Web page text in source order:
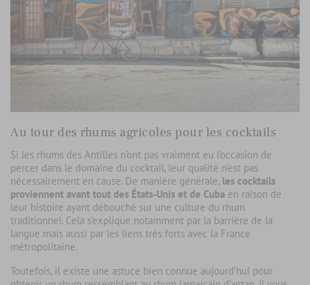
Au tour des rhums agricoles pour les cocktails
Si les rhums des Antilles n’ont pas vraiment eu l’occasion de
percer dans le domaine du cocktail, leur qualité n’est pas
nécessairement en cause. De manière générale, les cocktails
proviennent avant tout des États-Unis et de Cuba en raison de
leur histoire ayant débouché sur une culture du rhum
traditionnel. Cela s’explique notamment par la barrière de la
langue mais aussi par les liens très forts avec la France
métropolitaine.
Toutefois, il existe une astuce bien connue aujourd’hui pour